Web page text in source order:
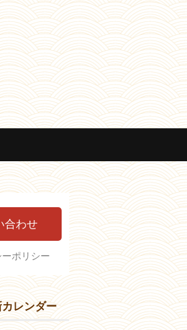
合わせ
ポリシー
レンダー